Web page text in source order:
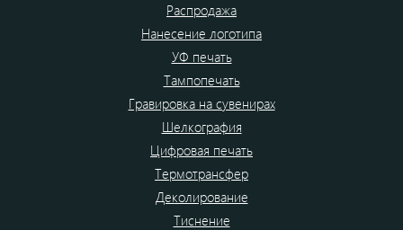
Распродажа
Нанесение логотипа
УФ печать
Тампопечать
Гравировка на сувенирах
Шелкография
Цифровая печать
Термотрансфер
Деколирование
Тиснение